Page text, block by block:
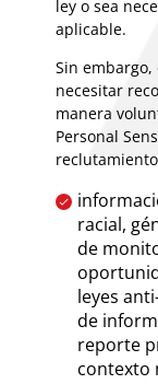
ley o sea
aplicable.
Sin
necesitar
manera
Personal
racial,
de
leyes
de
reporte
contexto